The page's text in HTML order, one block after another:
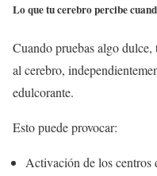
Lo que tu cerebro percibe
Cuando pruebas algo dulce,
al cerebro,
edulcorante.
Esto puede provocar:
Activación de los centros